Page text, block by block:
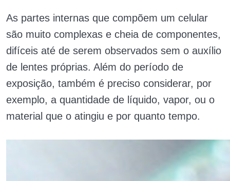
As partes internas que compõem um celular
são muito complexas e cheia de componentes,
difíceis até de serem observados sem o auxílio
de lentes próprias. Além do período de
exposição, também é preciso considerar, por
exemplo, a quantidade de líquido, vapor, ou o
material que o atingiu e por quanto tempo.